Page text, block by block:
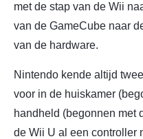
met de stap van de Wii
van de GameCube naar
van de hardware.
Nintendo kende altijd
voor in de huiskamer
handheld (begonnen met
de Wii U al een controller